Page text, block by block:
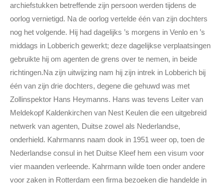
archiefstukken betreffende zijn persoon werden tijdens de
oorlog vernietigd. Na de oorlog vertelde één van zijn dochters
nog het volgende. Hij had dagelijks ’s morgens in Venlo en ’s
middags in Lobberich gewerkt; deze dagelijkse verplaatsingen
gebruikte hij om agenten de grens over te nemen, in beide
richtingen.Na zijn uitwijzing nam hij zijn intrek in Lobberich bij
één van zijn drie dochters, degene die gehuwd was met
Zollinspektor Hans Heymanns. Hans was tevens Leiter van
Meldekopf Kaldenkirchen van Nest Keulen die een uitgebreid
netwerk van agenten, Duitse zowel als Nederlandse,
onderhield. Kahrmanns naam dook in 1951 weer op, toen de
Nederlandse consul in het Duitse Kleef hem een visum voor
vier maanden verleende. Kahrmann wilde toen onder andere
voor zaken in Rotterdam een firma bezoeken die handelde in